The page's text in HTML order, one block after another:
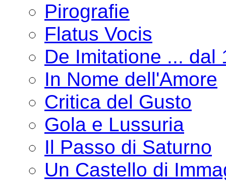
Pirografie
Flatus Vocis
De Imitatione ... dal
In Nome dell'Amore
Critica del Gusto
Gola e Lussuria
Il Passo di Saturno
Un Castello di